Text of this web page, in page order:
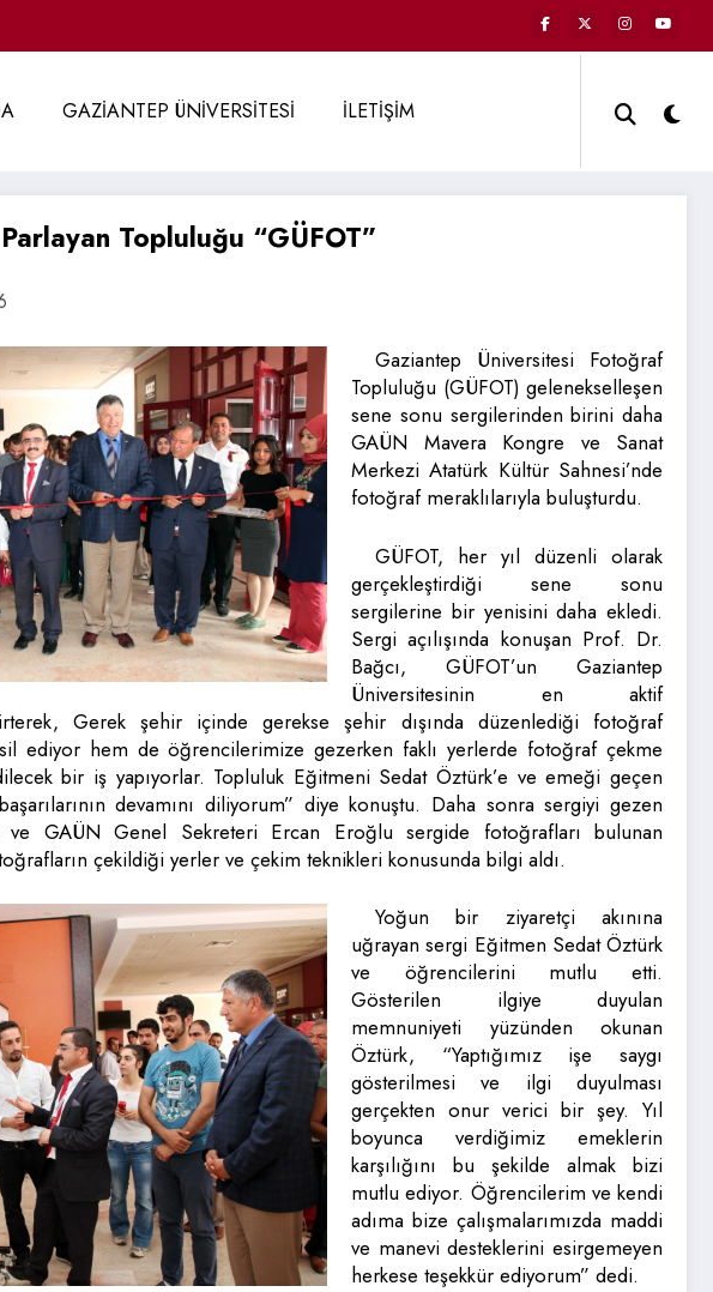
GAZİANTEP ÜNİVERSİTESİ İLETİŞİM
Topluluğu “GÜFOT”
Gaziantep Üniversitesi Fotoğraf
Topluluğu (GÜFOT) gelenekselleşen
sene sonu sergilerinden birini daha
GAÜN Mavera Kongre ve Sanat
Merkezi Atatürk Kültür Sahnesi’nde
fotoğraf meraklılarıyla buluşturdu.
GÜFOT, her yıl düzenli olarak
gerçekleştirdiği sene sonu
sergilerine bir yenisini daha ekledi.
Sergi açılışında konuşan Prof. Dr.
Bağcı, GÜFOT’un Gaziantep
Üniversitesinin en aktif
Gerek şehir içinde gerekse şehir dışında düzenlediği fotoğraf
ediyor hem de öğrencilerimize gezerken faklı yerlerde fotoğraf çekme
bir iş yapıyorlar. Topluluk Eğitmeni Sedat Öztürk’e ve emeği geçen
devamını diliyorum” diye konuştu. Daha sonra sergiyi gezen
ve GAÜN Genel Sekreteri Ercan Eroğlu sergide fotoğrafları bulunan
çekildiği yerler ve çekim teknikleri konusunda bilgi aldı.
Yoğun bir ziyaretçi akınına
uğrayan sergi Eğitmen Sedat Öztürk
ve öğrencilerini mutlu etti.
Gösterilen ilgiye duyulan
memnuniyeti yüzünden okunan
Öztürk, “Yaptığımız işe saygı
gösterilmesi ve ilgi duyulması
gerçekten onur verici bir şey. Yıl
boyunca verdiğimiz emeklerin
karşılığını bu şekilde almak bizi
mutlu ediyor. Öğrencilerim ve kendi
adıma bize çalışmalarımızda maddi
ve manevi desteklerini esirgemeyen
herkese teşekkür ediyorum” dedi.